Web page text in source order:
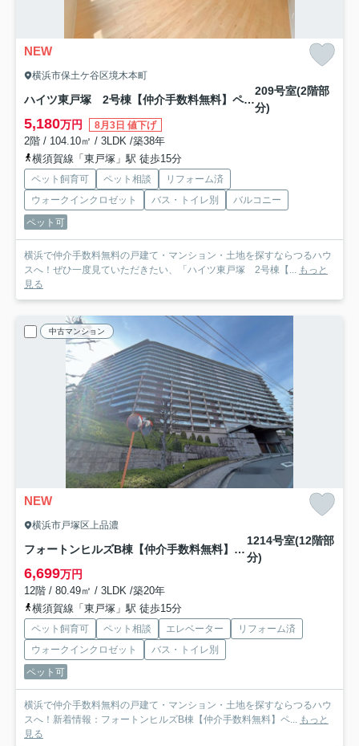
NEW
横浜市保土ケ谷区境木本町
ハイツ東戸塚 2号棟【仲介手数料無料】ペット可♪
209号室(2階部
分)
5,180万円 8月3日 値下げ
2階 / 104.10㎡ / 3LDK /築38年
横須賀線「東戸塚」駅 徒歩15分
ペット飼育可 ペット相談
リフォーム済
ウォークインクロゼット
バス・トイレ別
バルコニー
ペット可
横浜で仲介手数料無料の戸建て・マンション・土地を探すならつるハウ
スへ！ぜひ一度見ていただきたい、「ハイツ東戸塚 2号棟【... もっと
見る
中古マンション
NEW
横浜市戸塚区上品濃
フォートンヒルズB棟【仲介手数料無料】ペット可♪
1214号室(12階部
分)
6,699万円
12階 / 80.49㎡ / 3LDK /築20年
横須賀線「東戸塚」駅 徒歩15分
ペット飼育可 ペット相談 エレベーター
リフォーム済
ウォークインクロゼット
バス・トイレ別
ペット可
横浜で仲介手数料無料の戸建て・マンション・土地を探すならつるハウ
スへ！新着情報：フォートンヒルズB棟【仲介手数料無料】ペ... もっと
見る